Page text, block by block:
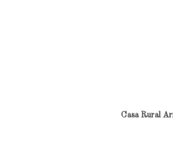
Casa Rural